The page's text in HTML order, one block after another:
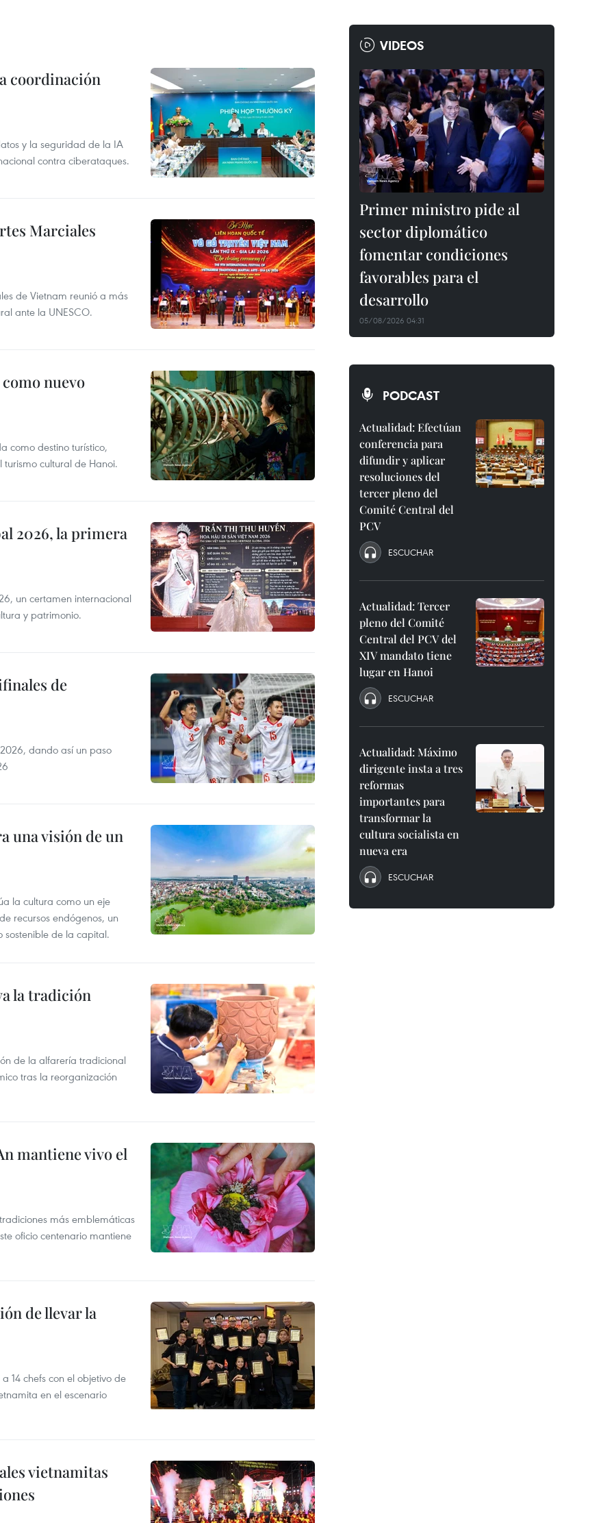
coordinación
y la seguridad de la IA
contra ciberataques.
Marciales
de Vietnam reunió a más
ante la UNESCO.
nuevo
como destino turístico,
cultural de Hanoi.
2026, la primera
un certamen internacional
y patrimonio.
de
dando así un paso
una visión de un
la cultura como un eje
recursos endógenos, un
sostenible de la capital.
la tradición
de la alfarería tradicional
tras la reorganización
mantiene vivo el
más emblemáticas
oficio centenario mantiene
de llevar la
14 chefs con el objetivo de
en el escenario
vietnamitas
VIDEOS
Primer ministro pide al
sector diplomático
fomentar condiciones
favorables para el
desarrollo
05/08/2026 04:31
PODCAST
Actualidad: Efectúan
conferencia para
difundir y aplicar
resoluciones del
tercer pleno del
Comité Central del
PCV
ESCUCHAR
Actualidad: Tercer
pleno del Comité
Central del PCV del
XIV mandato tiene
lugar en Hanoi
ESCUCHAR
Actualidad: Máximo
dirigente insta a tres
reformas
importantes para
transformar la
cultura socialista en
nueva era
ESCUCHAR